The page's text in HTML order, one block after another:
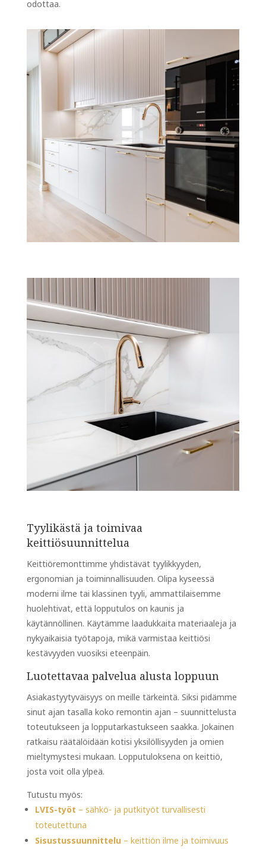
odottaa.
Tyylikästä ja toimivaa
keittiösuunnittelua
Keittiöremonttimme yhdistävät tyylikkyyden,
ergonomian ja toiminnallisuuden. Olipa kyseessä
moderni ilme tai klassinen tyyli, ammattilaisemme
huolehtivat, että lopputulos on kaunis ja
käytännöllinen. Käytämme laadukkaita materiaaleja ja
nykyaikaisia työtapoja, mikä varmistaa keittiösi
kestävyyden vuosiksi eteenpäin.
Luotettavaa palvelua alusta loppuun
Asiakastyytyväisyys on meille tärkeintä. Siksi pidämme
sinut ajan tasalla koko remontin ajan – suunnittelusta
toteutukseen ja lopputarkastukseen saakka. Jokainen
ratkaisu räätälöidään kotisi yksilöllisyyden ja omien
mieltymystesi mukaan. Lopputuloksena on keittiö,
josta voit olla ylpeä.
Tutustu myös:
LVIS-työt – sähkö- ja putkityöt turvallisesti
toteutettuna
Sisustussuunnittelu– keittiön ilme ja toimivuus